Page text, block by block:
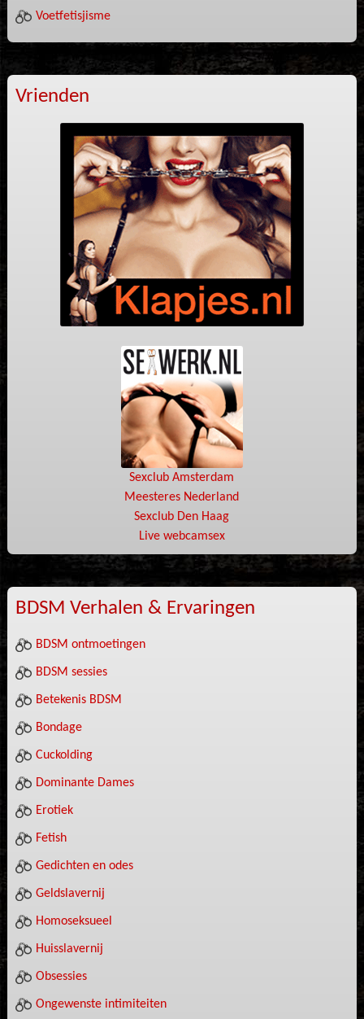
Voetfetisjisme
Vrienden
Sexclub Amsterdam
Meesteres Nederland
Sexclub Den Haag
Live webcamsex
BDSM Verhalen & Ervaringen
BDSM ontmoetingen
BDSM sessies
Betekenis BDSM
Bondage
Cuckolding
Dominante Dames
Erotiek
Fetish
Gedichten en odes
Geldslavernij
Homoseksueel
Huisslavernij
Obsessies
Ongewenste intimiteiten